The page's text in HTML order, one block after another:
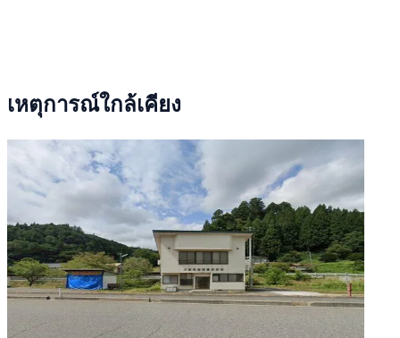
เหตุการณ์ใกล้เคียง